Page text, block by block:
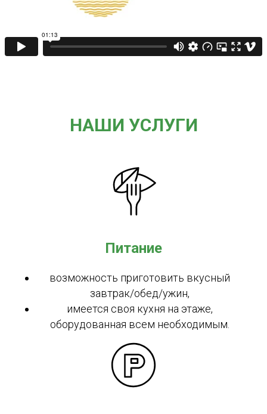
НАШИ УСЛУГИ
Питание
возможность приготовить вкусный
завтрак/обед/ужин,
имеется своя кухня на этаже,
оборудованная всем необходимым.